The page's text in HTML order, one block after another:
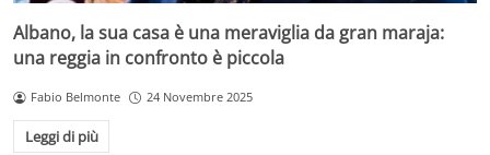
Albano, la sua casa è una meraviglia da gran maraja:
una reggia in confronto è piccola
Fabio Belmonte 24 Novembre 2025
Leggi di più